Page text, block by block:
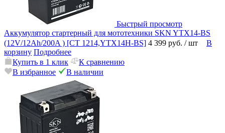
Быстрый просмотр
Аккумулятор стартерный для мототехники SKN YTX14-BS
(12V/12Ah/200A ) [CT 1214,YTX14H-BS] 4 399 руб. / шт
В
корзину Подробнее
Купить в 1 клик
К сравнению
В избранное
В наличии